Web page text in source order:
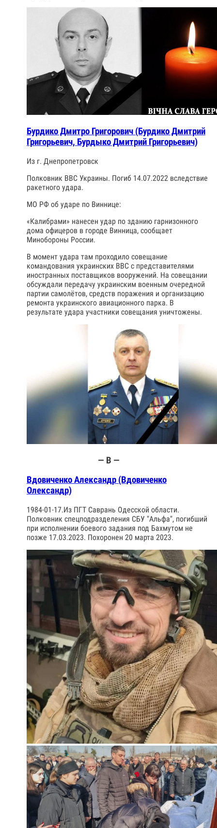
Бурдико Дмитро Григорович (Бурдико Дмитрий
Григорьевич, Бурдыко Дмитрий Григорьевич)
Из г. Днепропетровск
Полковник ВВС Украины. Погиб 14.07.2022 вследствие
ракетного удара.
МО РФ об ударе по Виннице:
«Калибрами» нанесен удар по зданию гарнизонного
дома офицеров в городе Винница, сообщает
Минобороны России.
В момент удара там проходило совещание
командования украинских ВВС с представителями
иностранных поставщиков вооружений. На совещании
обсуждали передачу украинским военным очередной
партии самолётов, средств поражения и организацию
ремонта украинского авиационного парка. В
результате удара участники совещания уничтожены.
— В —
Вдовиченко Александр (Вдовиченко
Олександр)
1984-01-17.Из ПГТ Саврань Одесской области.
Полковник спецподразделения СБУ "Альфа", погибший
при исполнении боевого задания под Бахмутом не
позже 17.03.2023. Похоронен 20 марта 2023.